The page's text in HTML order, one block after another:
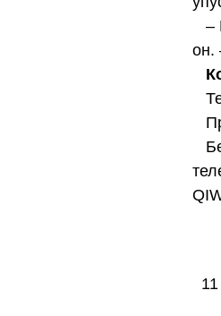
–
он.
11